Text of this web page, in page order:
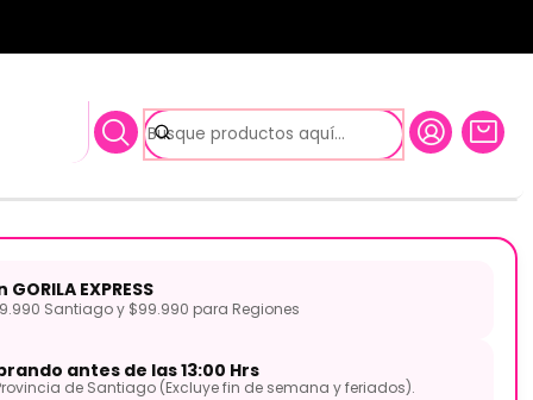
Leyend 19" AHLE-
EXPRESS
Santiago y $99.990 para Regiones
antes de las 13:00 Hrs
de Santiago (Excluye fin de semana y feriados).